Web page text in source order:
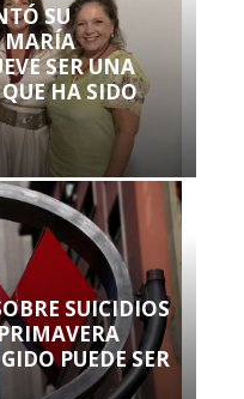
SU
MARÍA
SER UNA
HA SIDO
SUICIDIOS
PUEDE SER